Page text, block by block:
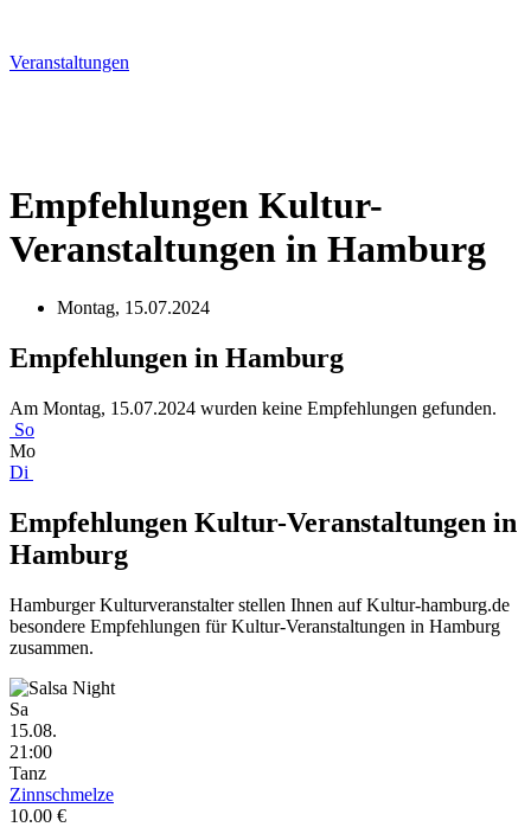
Veranstal­tungen
Empfehlungen Kultur-
Veranstaltungen in Hamburg
Montag, 15.07.2024
Empfehlungen in Hamburg
Am Montag, 15.07.2024 wurden keine Empfehlungen gefunden.
So
Mo
Di
Empfehlungen Kultur-Veranstaltungen in
Hamburg
Hamburger Kulturveranstalter stellen Ihnen auf Kultur-hamburg.de
besondere Empfehlungen für Kultur-Veranstaltungen in Hamburg
zusammen.
Sa
15.08.
21:00
Tanz
Zinnschmelze
10.00 €